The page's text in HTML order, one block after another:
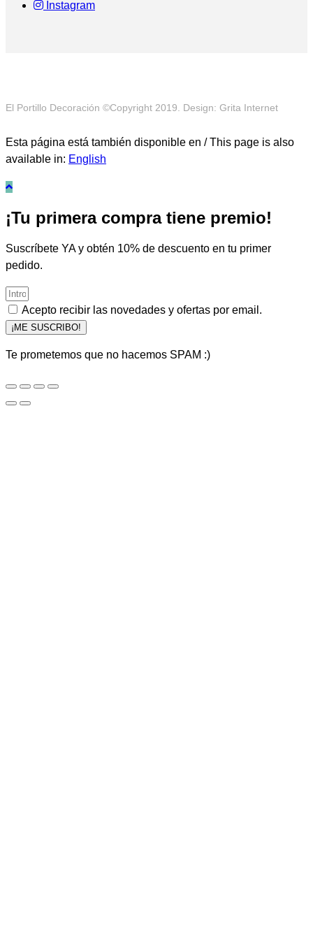
Instagram
El Portillo Decoración ©Copyright 2019. Design: Grita Internet
Esta página está también disponible en / This page is also
available in: English
¡Tu primera compra tiene premio!
Suscríbete YA y obtén 10% de descuento en tu primer
pedido.
Acepto recibir las novedades y ofertas por email.
¡ME SUSCRIBO!
Te prometemos que no hacemos SPAM :)